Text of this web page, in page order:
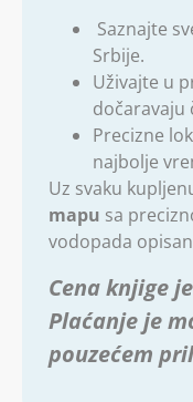
Saznajte
Srbije.
Uživajte u
dočaravaju
Precizne
najbolje
Uz svaku
mapu sa
vodopada
Cena knjige
Plaćanje je
pouzećem